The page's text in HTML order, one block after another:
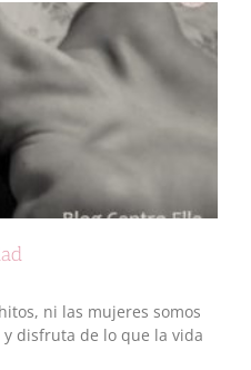
ni las mujeres somos
disfruta de lo que la vida